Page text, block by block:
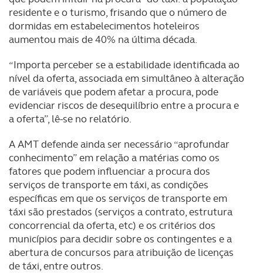
parceiros e organizações na UE e em países terceiros.
O ACP garantirá que as transferências internacionais de
consentimento e quando tal se afigure estritamente
necessário no contexto dos serviços a prestar.
Realçamos que o bloqueio de certo tipo de Cookies e
tecnologias similares pode ter impacto na sua
experiência de navegação no Website e nos serviços
disponibilizados.
Consulte a política de cookies do site.
residente e o turismo, frisando que o número de
dormidas em estabelecimentos hoteleiros
aumentou mais de 40% na última década.
“Importa perceber se a estabilidade identificada ao
nível da oferta, associada em simultâneo à alteração
de variáveis que podem afetar a procura, pode
evidenciar riscos de desequilíbrio entre a procura e
a oferta”, lê-se no relatório.
A AMT defende ainda ser necessário “aprofundar
conhecimento” em relação a matérias como os
fatores que podem influenciar a procura dos
serviços de transporte em táxi, as condições
específicas em que os serviços de transporte em
táxi são prestados (serviços a contrato, estrutura
concorrencial da oferta, etc) e os critérios dos
municípios para decidir sobre os contingentes e a
abertura de concursos para atribuição de licenças
de táxi, entre outros.